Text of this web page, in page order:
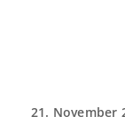
21. November